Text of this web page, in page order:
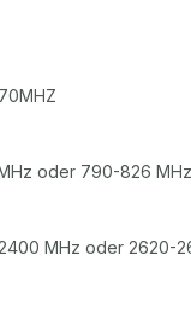
oder 790-826 MHz
MHz oder 2620-